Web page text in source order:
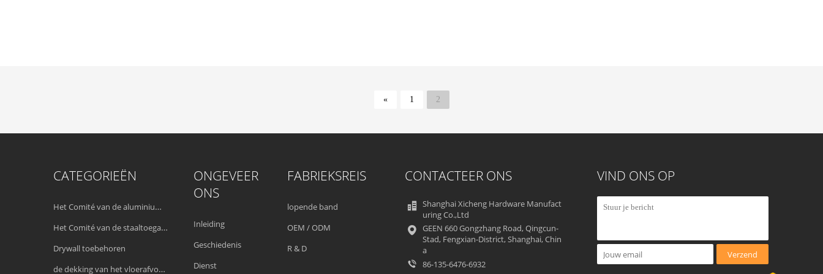
« 1 2
CATEGORIEËN
Het Comité van de aluminiumtoegang
Het Comité van de staaltoegang
Drywall toebehoren
de dekking van het vloerafvoerkanaal
ONGEVEER
ONS
Inleiding
Geschiedenis
Dienst
FABRIEKSREIS
lopende band
OEM / ODM
R & D
CONTACTEER ONS
Shanghai Xicheng Hardware Manufact
uring Co.,Ltd
GEEN 660 Gongzhang Road, Qingcun-
Stad, Fengxian-District, Shanghai, Chin
a
86-135-6476-6932
VIND ONS OP
Verzend